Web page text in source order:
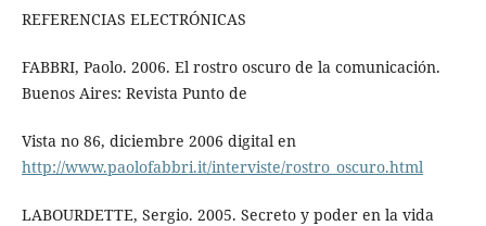
REFERENCIAS ELECTRÓNICAS
FABBRI, Paolo. 2006. El rostro oscuro de la comunicación.
Buenos Aires: Revista Punto de
Vista no 86, diciembre 2006 digital en
http://www.paolofabbri.it/interviste/rostro_oscuro.html
LABOURDETTE, Sergio. 2005. Secreto y poder en la vida